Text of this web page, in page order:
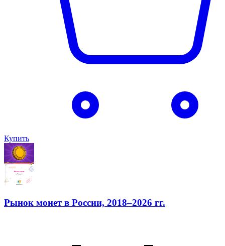
Купить
Рынок монет в России, 2018–2026 гг.